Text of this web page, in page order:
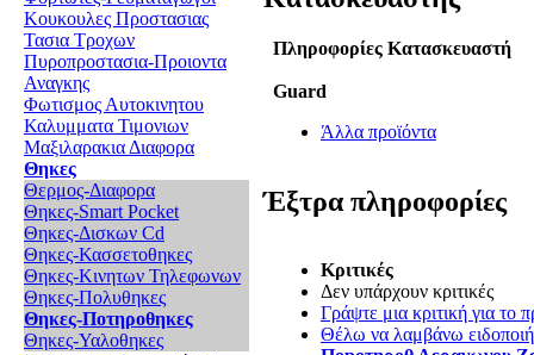
Κουκουλες Προστασιας
Τασια Τροχων
Πυροπροστασια-Προιοντα
Αναγκης
Φωτισμος Αυτοκινητου
Καλυμματα Τιμονιων
Μαξιλαρακια Διαφορα
Θηκες
Θερμος-Διαφορα
Θηκες-Smart Pocket
Θηκες-Δισκων Cd
Θηκες-Κασσετοθηκες
Θηκες-Κινητων Τηλεφωνων
Θηκες-Πολυθηκες
Θηκες-Ποτηροθηκες
Θηκες-Υαλοθηκες
Πληροφορίες Κατασκευαστή
Guard
Άλλα προϊόντα
Έξτρα πληροφορίες
Κριτικές
Δεν υπάρχουν κριτικές
Γράψτε μια κριτική για το
Θέλω να λαμβάνω